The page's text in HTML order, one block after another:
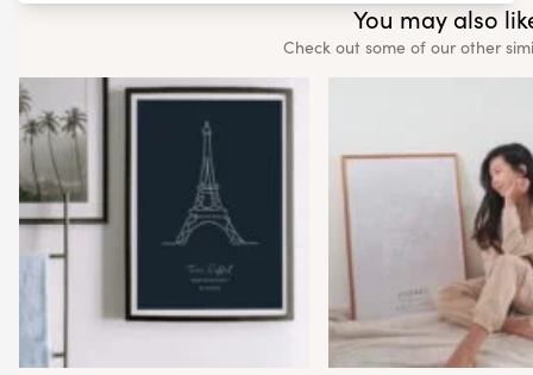
You may also
Check out some of our other